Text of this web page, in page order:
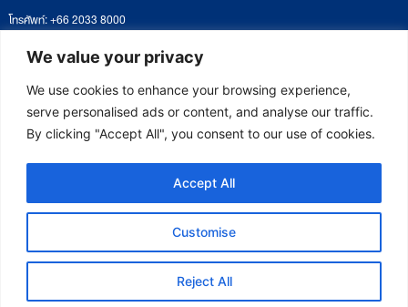
We value your privacy
We use cookies to enhance your browsing experience,
serve personalised ads or content, and analyse our traffic.
By clicking "Accept All", you consent to our use of cookies.
Customise
Reject All
Accept All
โทรศัพท์: +66 2033 8000
เวลาทำการ: จันทร์ – ศุกร์
09:00 – 17:00 น.
ติดตามหนังสือหรือยื่นเอกสาร
saraban@eeco.or.th
Copyright © 2025 Eastern Economic Corridor Office (EECO)